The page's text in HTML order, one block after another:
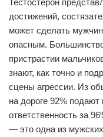
достижений,
может сделать
опасным.
пристрастии
знают, как точно и
сцены агрессии. Из
на дороге 92%
ответственность за
— это одна из